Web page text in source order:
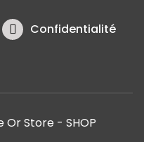
Confidentialité
Store - SHOP